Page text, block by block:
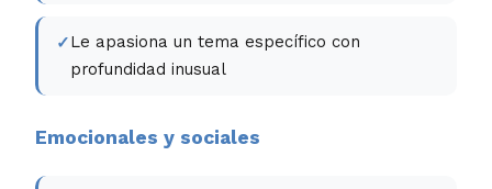
Le apasiona un tema específico con
profundidad inusual
Emocionales y sociales